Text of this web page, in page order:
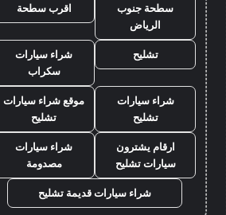
سطحة جنوب
الرياض
اقرب سطحة
تشليح
شراء سيارات
سكراب
شراء سيارات
تشليح
موقع شراء سيارات
تشليح
ارقام يشترون
سيارات تشليح
شراء سيارات
مصدومة
شراء سيارات قديمة تشليح